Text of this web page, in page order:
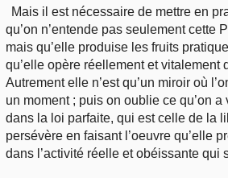
Mais il est nécessaire de mettre en
qu’on n’entende pas seulement cette
mais qu’elle produise les fruits
qu’elle opère réellement et vitalement
Autrement elle n’est qu’un miroir où
un moment ; puis on oublie ce qu’on
dans la loi parfaite, qui est celle de la
persévère en faisant l’oeuvre qu’elle
dans l’activité réelle et obéissante qui